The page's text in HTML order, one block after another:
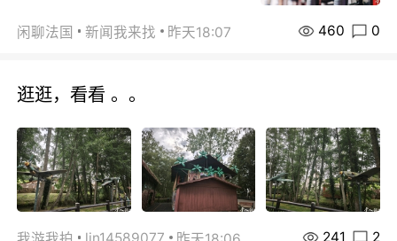
闲聊法国 新闻我来找 昨天18:07 460 0
逛逛，看看 。。
241 2